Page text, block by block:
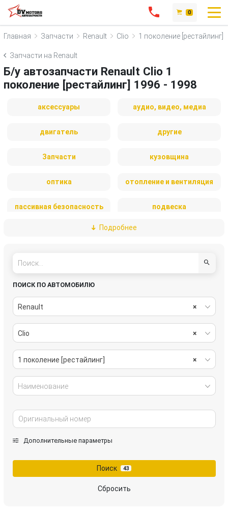
0
Главная Запчасти Renault Clio 1 поколение [рестайлинг]
Запчасти на Renault
Б/у автозапчасти Renault Clio 1
поколение [рестайлинг] 1996 - 1998
аксессуары аудио, видео, медиа
двигатель другие
Запчасти кузовщина
оптика отопление и вентиляция
пассивная безопасность подвеска
рулевое управление
стекла
топливная система тормозная система
Подробнее
ПОИСК ПО АВТОМОБИЛЮ
×
Renault
×
Clio
×
1 поколение [рестайлинг]
Наименование
Дополнительные параметры
Поиск 43
Сбросить